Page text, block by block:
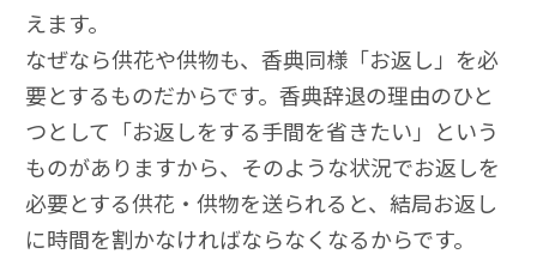
えます。
なぜなら供花や供物も、香典同様「お返し」を必
要とするものだからです。香典辞退の理由のひと
つとして「お返しをする手間を省きたい」という
ものがありますから、そのような状況でお返しを
必要とする供花・供物を送られると、結局お返し
に時間を割かなければならなくなるからです。